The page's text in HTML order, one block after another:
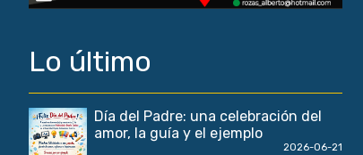
Lo último
Día del Padre: una celebración del
amor, la guía y el ejemplo
2026-06-21